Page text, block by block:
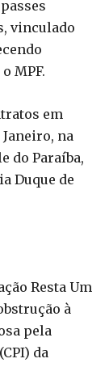
vinculado
MPF.
em
na
do Paraíba,
Duque de
Resta Um
à
pela
da